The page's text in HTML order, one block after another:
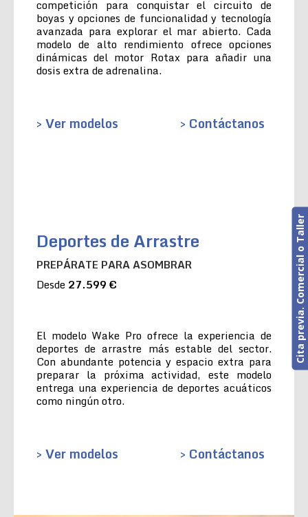
competición para conquistar el circuito de
boyas y opciones de funcionalidad y tecnología
avanzada para explorar el mar abierto. Cada
modelo de alto rendimiento ofrece opciones
dinámicas del motor Rotax para añadir una
dosis extra de adrenalina.
> Ver modelos > Contáctanos
Deportes de Arrastre
PREPÁRATE PARA ASOMBRAR
Desde 27.599 €
El modelo Wake Pro ofrece la experiencia de
deportes de arrastre más estable del sector.
Con abundante potencia y espacio extra para
preparar la próxima actividad, este modelo
entrega una experiencia de deportes acuáticos
como ningún otro.
> Ver modelos > Contáctanos
Cita previa. Comercial o Taller